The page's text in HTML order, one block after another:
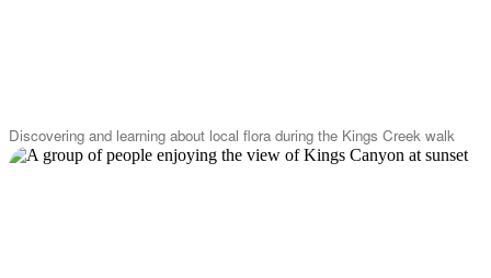
Discovering and learning about local flora during the Kings Creek walk